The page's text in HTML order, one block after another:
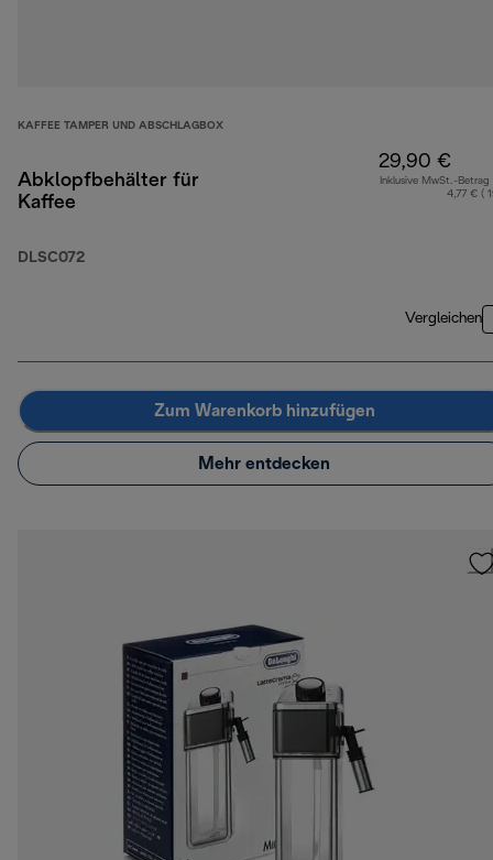
KAFFEE TAMPER UND ABSCHLAGBOX
Abklopfbehälter für
Kaffee
DLSC072
29,90 €
Inklusive MwSt.-Betrag
4,77 € (
Vergleichen
Zum Warenkorb hinzufügen
Mehr entdecken